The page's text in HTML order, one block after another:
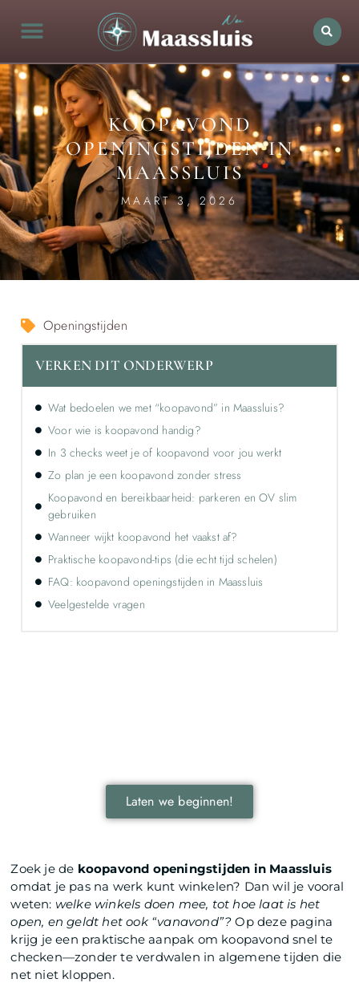
KOOPAVOND
OPENINGSTIJDEN IN
MAASSLUIS
MAART 3, 2026
Zoek je de koopavond openingstijden in Maassluis
omdat je pas na werk kunt winkelen? Dan wil je vooral
weten: welke winkels doen mee, tot hoe laat is het
open, en geldt het ook “vanavond”? Op deze pagina
krijg je een praktische aanpak om koopavond snel te
checken—zonder te verdwalen in algemene tijden die
net niet kloppen.
Openingstijden
VERKEN DIT ONDERWERP
Wat bedoelen we met “koopavond” in Maassluis?
Voor wie is koopavond handig?
In 3 checks weet je of koopavond voor jou werkt
Zo plan je een koopavond zonder stress
Koopavond en bereikbaarheid: parkeren en OV slim
gebruiken
Wanneer wijkt koopavond het vaakst af?
Praktische koopavond-tips (die echt tijd schelen)
FAQ: koopavond openingstijden in Maassluis
Veelgestelde vragen
Laten we beginnen!